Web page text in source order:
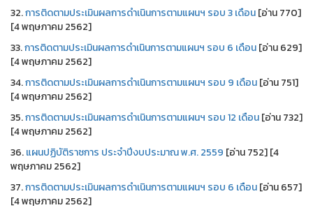
32.การติดตามประเมินผลการดำเนินการตามแผนฯ รอบ 3 เดือน[อ่าน 770]
[4 พฤษภาคม 2562]
33.การติดตามประเมินผลการดำเนินการตามแผนฯ รอบ 6 เดือน[อ่าน 629]
[4 พฤษภาคม 2562]
34.การติดตามประเมินผลการดำเนินการตามแผนฯ รอบ 9 เดือน[อ่าน 751]
[4 พฤษภาคม 2562]
35.การติดตามประเมินผลการดำเนินการตามแผนฯ รอบ 12 เดือน[อ่าน 732]
[4 พฤษภาคม 2562]
36.แผนปฏิบัติราชการ ประจำปีงบประมาณ พ.ศ. 2559 [อ่าน 752] [4
พฤษภาคม 2562]
37.การติดตามประเมินผลการดำเนินการตามแผนฯ รอบ 6 เดือน[อ่าน 657]
[4 พฤษภาคม 2562]